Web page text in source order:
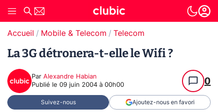
Accueil Mobile & Telecom Telecom
La 3G détronera-t-elle le Wifi ?
Par Alexandre Habian
Publié le 09 juin 2004 à 00h00 0
Suivez-nous Ajoutez-nous en favori